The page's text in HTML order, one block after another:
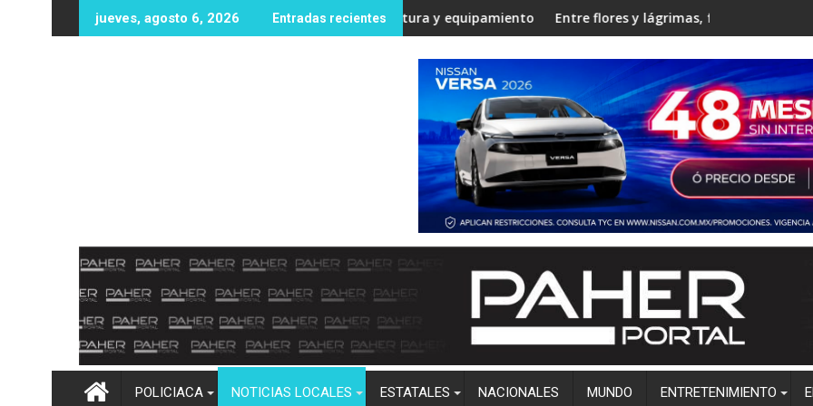
al
jueves, agosto 6, 2026 Entradas recientes
oportunidades educativas con posible sede de la UPES en Angostura
UAS fortalece infraestructura y equipamiento en la Unidad Regional Centro Norte rumbo al ciclo escolar
Entre flores y lágrimas, familiares y amigos despiden a
POLICIACA NOTICIAS LOCALES ESTATALES NACIONALES MUNDO ENTRETENIMIENTO